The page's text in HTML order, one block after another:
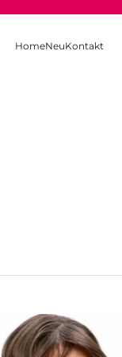
HomeNeuKontakt